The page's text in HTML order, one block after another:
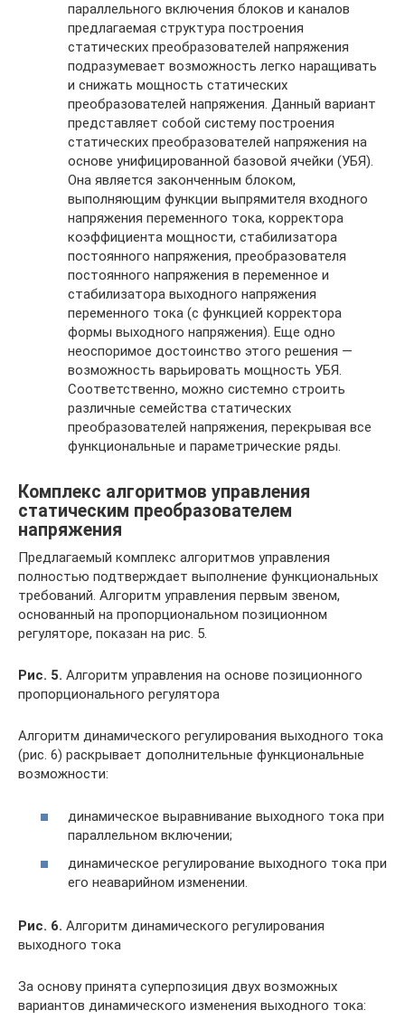
параллельного включения блоков и каналов
предлагаемая структура построения
статических преобразователей напряжения
подразумевает возможность легко наращивать
и снижать мощность статических
преобразователей напряжения. Данный вариант
представляет собой систему построения
статических преобразователей напряжения на
основе унифицированной базовой ячейки (УБЯ).
Она является законченным блоком,
выполняющим функции выпрямителя входного
напряжения переменного тока, корректора
коэффициента мощности, стабилизатора
постоянного напряжения, преобразователя
постоянного напряжения в переменное и
стабилизатора выходного напряжения
переменного тока (с функцией корректора
формы выходного напряжения). Еще одно
неоспоримое достоинство этого решения —
возможность варьировать мощность УБЯ.
Соответственно, можно системно строить
различные семейства статических
преобразователей напряжения, перекрывая все
функциональные и параметрические ряды.
Комплекс алгоритмов управления
статическим преобразователем
напряжения
Предлагаемый комплекс алгоритмов управления
полностью подтверждает выполнение функциональных
требований. Алгоритм управления первым звеном,
основанный на пропорциональном позиционном
регуляторе, показан на рис. 5.
Рис. 5. Алгоритм управления на основе позиционного
пропорционального регулятора
Алгоритм динамического регулирования выходного тока
(рис. 6) раскрывает дополнительные функциональные
возможности:
динамическое выравнивание выходного тока при
параллельном включении;
динамическое регулирование выходного тока при
его неаварийном изменении.
Рис. 6. Алгоритм динамического регулирования
выходного тока
За основу принята суперпозиция двух возможных
вариантов динамического изменения выходного тока: